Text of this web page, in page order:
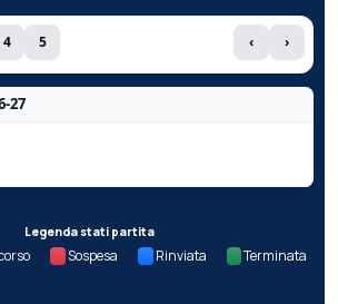
4 5 ‹ ›
27
Legenda stati partita
Sospesa Rinviata Terminata